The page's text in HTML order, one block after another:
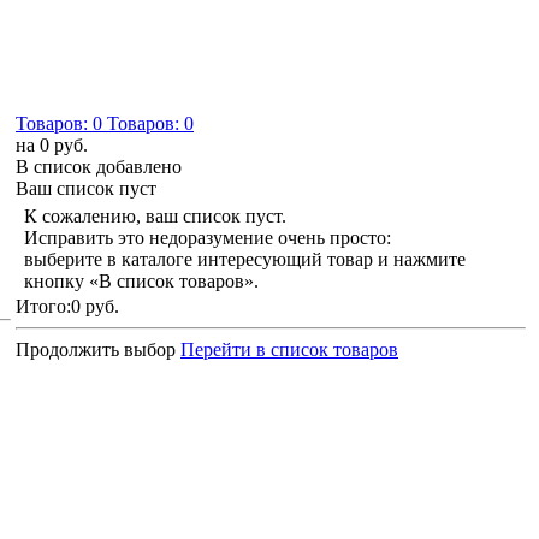
Товаров: 0 Товаров: 0
на 0 руб.
В список добавлено
Ваш список пуст
К сожалению, ваш список пуст.
Исправить это недоразумение очень просто:
выберите в каталоге интересующий товар и нажмите
кнопку «В список товаров».
Итого:0 руб.
Продолжить выбор Перейти в список товаров